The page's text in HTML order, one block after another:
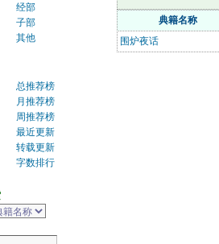
经部
子部
其他
总推荐榜
月推荐榜
周推荐榜
最近更新
转载更新
字数排行
典籍名称
围炉夜话